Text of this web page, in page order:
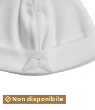
Non disponibile